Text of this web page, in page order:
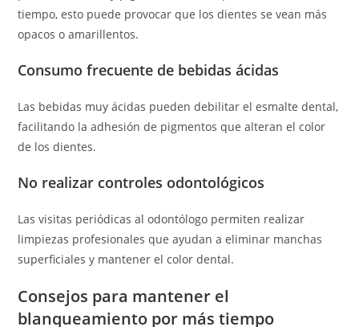
tiempo, esto puede provocar que los dientes se vean más
opacos o amarillentos.
Consumo frecuente de bebidas ácidas
Las bebidas muy ácidas pueden debilitar el esmalte dental,
facilitando la adhesión de pigmentos que alteran el color
de los dientes.
No realizar controles odontológicos
Las visitas periódicas al odontólogo permiten realizar
limpiezas profesionales que ayudan a eliminar manchas
superficiales y mantener el color dental.
Consejos para mantener el
blanqueamiento por más tiempo